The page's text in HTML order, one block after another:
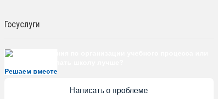
Госуслуги
Решаем вместе
Есть предложения по организации учебного процесса или
Написать о проблеме